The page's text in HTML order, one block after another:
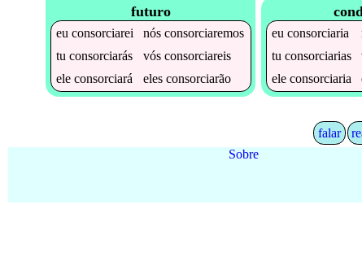
futuro
euconsorciarei nósconsorciaremos
tuconsorciarás vósconsorciareis
eleconsorciará elesconsorciarão
euconsorciaria
tuconsorciarias
eleconsorciaria
falar
Sobre